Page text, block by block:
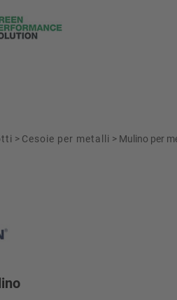
> Cesoie per metalli > Mulino per